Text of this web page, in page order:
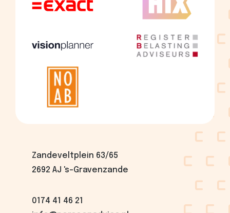
Zandeveltplein 63/65
2692 AJ 's-Gravenzande
0174 41 46 21